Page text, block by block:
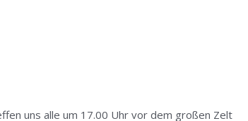
uns alle um 17.00 Uhr vor dem großen Zelt